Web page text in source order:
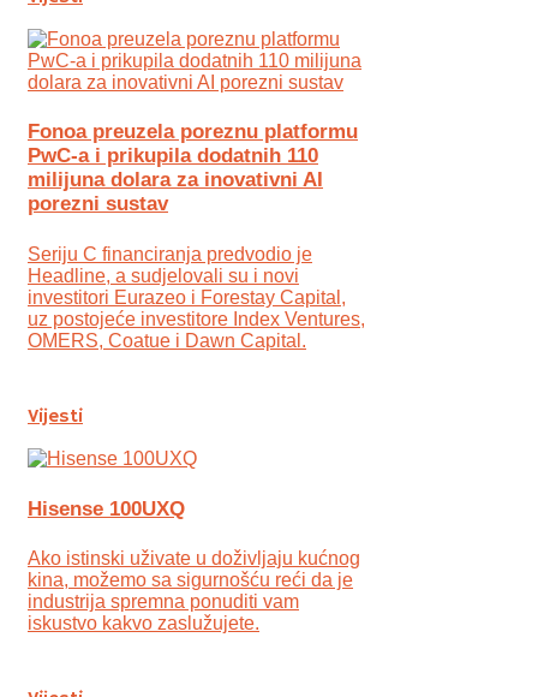
Fonoa preuzela poreznu platformu
PwC-a i prikupila dodatnih 110
milijuna dolara za inovativni AI
porezni sustav
Seriju C financiranja predvodio je
Headline, a sudjelovali su i novi
investitori Eurazeo i Forestay Capital,
uz postojeće investitore Index Ventures,
OMERS, Coatue i Dawn Capital.
Vijesti
Hisense 100UXQ
Ako istinski uživate u doživljaju kućnog
kina, možemo sa sigurnošću reći da je
industrija spremna ponuditi vam
iskustvo kakvo zaslužujete.